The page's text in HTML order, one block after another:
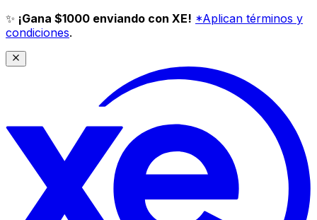
✨ ¡Gana $1000 enviando con XE! *Aplican términos y
condiciones.